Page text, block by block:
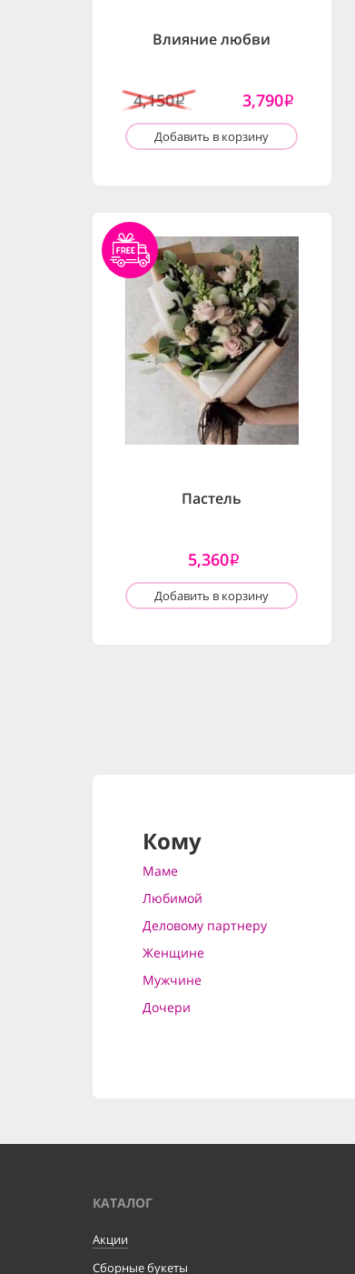
Влияние любви
4,150i 3,790i
Добавить в корзину
Пастель
5,360i
Добавить в корзину
Кому
Маме
Любимой
Деловому партнеру
Женщине
Мужчине
Дочери
КАТАЛОГ
Акции
Сборные букеты